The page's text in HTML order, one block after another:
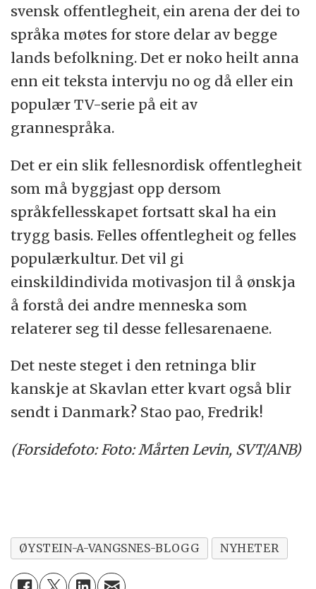
svensk offentlegheit, ein arena der dei to
språka møtes for store delar av begge
lands befolkning. Det er noko heilt anna
enn eit teksta intervju no og då eller ein
populær TV-serie på eit av
grannespråka.
Det er ein slik fellesnordisk offentlegheit
som må byggjast opp dersom
språkfellesskapet fortsatt skal ha ein
trygg basis. Felles offentlegheit og felles
populærkultur. Det vil gi
einskildindivida motivasjon til å ønskja
å forstå dei andre menneska som
relaterer seg til desse fellesarenaene.
Det neste steget i den retninga blir
kanskje at Skavlan etter kvart også blir
sendt i Danmark? Stao pao, Fredrik!
(Forsidefoto: Foto: Mårten Levin, SVT/ANB)
ØYSTEIN-A-VANGSNES-BLOGG NYHETER